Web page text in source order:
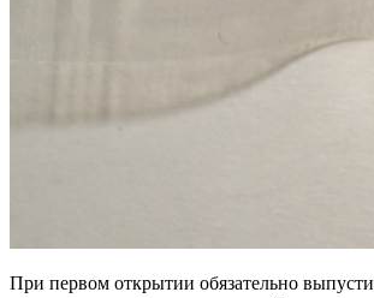
При первом открытии обязательно